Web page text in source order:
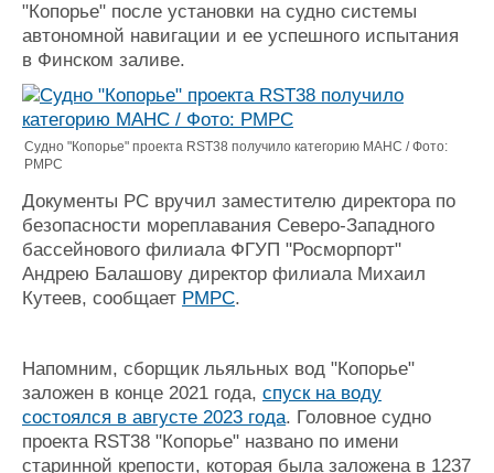
Конференции
Выставки и семинары
Личности
Словарь
Галерея флота
Форум
"Копорье" после установки на судно системы
автономной навигации и ее успешного испытания
в Финском заливе.
Судно "Копорье" проекта RST38 получило категорию МАНС / Фото:
РМРС
Документы РС вручил заместителю директора по
безопасности мореплавания Северо-Западного
бассейнового филиала ФГУП "Росморпорт"
Андрею Балашову директор филиала Михаил
Кутеев, сообщает РМРС.
Напомним, сборщик льяльных вод "Копорье"
заложен в конце 2021 года, спуск на воду
состоялся в августе 2023 года. Головное судно
проекта RST38 "Копорье" названо по имени
старинной крепости, которая была заложена в 1237